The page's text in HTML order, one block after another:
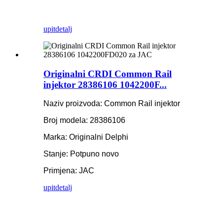
upitdetalj
Originalni CRDI Common Rail
injektor 28386106 1042200F...
Naziv proizvoda: Common Rail injektor
Broj modela: 28386106
Marka: Originalni Delphi
Stanje: Potpuno novo
Primjena: JAC
upitdetalj